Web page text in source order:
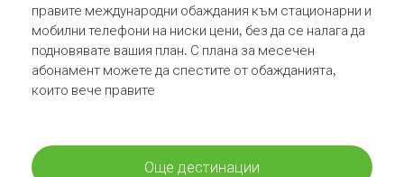
правите международни обаждания към стационарни и
мобилни телефони на ниски цени, без да се налага да
подновявате вашия план. С плана за месечен
абонамент можете да спестите от обажданията,
които вече правите
Още дестинации